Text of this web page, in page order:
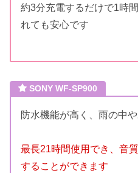
約3分充電するだけで1時
れても安心です
SONY WF-SP900
防水機能が高く、雨の中
最長21時間使用でき、音
することができます